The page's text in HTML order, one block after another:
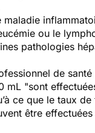
ou le
pathologies
de
mL "sont
ce que le taux
être